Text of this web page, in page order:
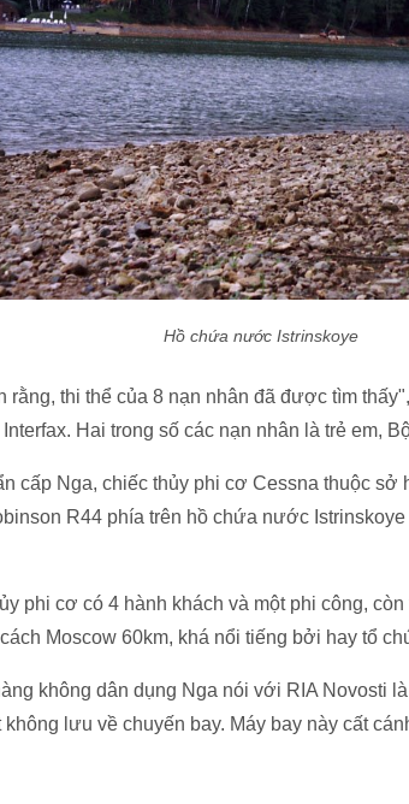
Hồ chứa nước Istrinskoye
rằng, thi thể của 8 nạn nhân đã được tìm
Hai trong số các nạn nhân là trẻ em,
cấp Nga, chiếc thủy phi cơ Cessna thuộc sở
R44 phía trên hồ chứa nước
phi cơ có 4 hành khách và một phi công,
Moscow 60km, khá nổi tiếng bởi hay tổ
không dân dụng Nga nói với RIA Novosti
không lưu về chuyến bay. Máy bay này cất